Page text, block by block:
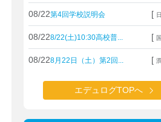
08/22第4回学校説明会 [
08/228/22(土)10:30高校普... [
08/228月22日（土）第2回... [
エデュログTOPへ